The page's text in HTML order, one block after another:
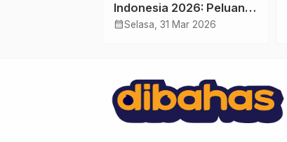
Indonesia 2026: Peluang
Emas Menghasilkan Cuan
calendar_monthSelasa, 31 Mar 2026